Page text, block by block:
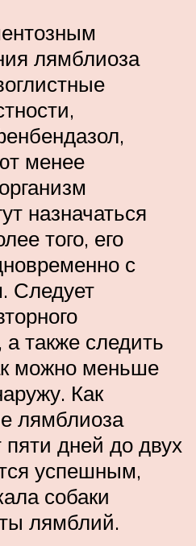
лямблиоза
менее
назначаться
того, его
с
Следует
также следить
можно меньше
Как
лямблиоза
пяти дней до двух
успешным,
собаки
лямблий.